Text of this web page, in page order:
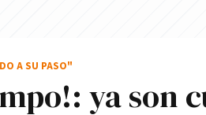
ya son
A SU PASO"